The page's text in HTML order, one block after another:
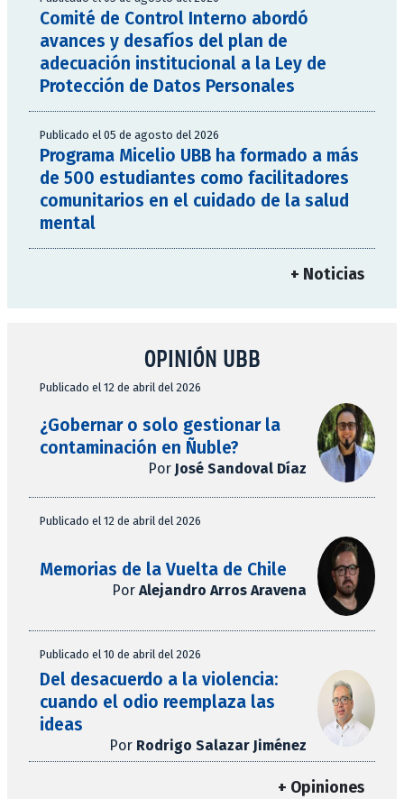
Comité de Control Interno abordó
avances y desafíos del plan de
adecuación institucional a la Ley de
Protección de Datos Personales
Publicado el 05 de agosto del 2026
Programa Micelio UBB ha formado a más
de 500 estudiantes como facilitadores
comunitarios en el cuidado de la salud
mental
+ Noticias
OPINIÓN UBB
Publicado el 12 de abril del 2026
¿Gobernar o solo gestionar la
contaminación en Ñuble?
Por José Sandoval Díaz
Publicado el 12 de abril del 2026
Memorias de la Vuelta de Chile
Por Alejandro Arros Aravena
Publicado el 10 de abril del 2026
Del desacuerdo a la violencia:
cuando el odio reemplaza las
ideas
Por Rodrigo Salazar Jiménez
+ Opiniones